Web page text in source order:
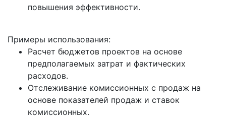
повышения эффективности.
Примеры использования:
Расчет бюджетов проектов на основе
предполагаемых затрат и фактических
расходов.
Отслеживание комиссионных с продаж на
основе показателей продаж и ставок
комиссионных.